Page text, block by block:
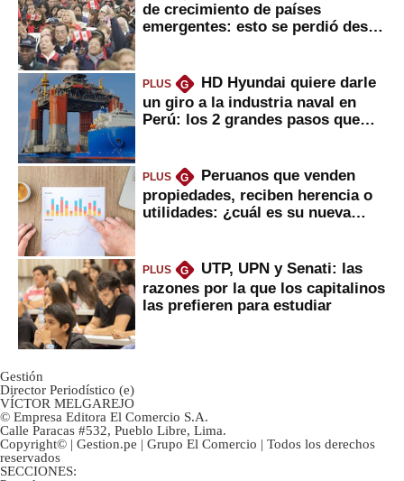
de crecimiento de países
emergentes: esto se perdió desde
PLUS G
HD Hyundai quiere darle
un giro a la industria naval en
Perú: los 2 grandes pasos que
PLUS G
Peruanos que venden
propiedades, reciben herencia o
utilidades: ¿cuál es su nueva
PLUS G
UTP, UPN y Senati: las
razones por la que los capitalinos
las prefieren para estudiar
Gestión
Director Periodístico (e)
VÍCTOR MELGAREJO
© Empresa Editora El Comercio S.A.
Calle Paracas #532, Pueblo Libre, Lima.
Copyright© | Gestion.pe | Grupo El Comercio | Todos los derechos
reservados
SECCIONES: